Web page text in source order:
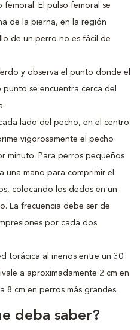
femoral. El pulso femoral se
de la pierna, en la región
de un perro no es fácil de
y observa el punto donde el
se encuentra cerca del
lado del pecho, en el centro
vigorosamente el pecho
minuto. Para perros pequeños
una mano para comprimir el
colocando los dedos en un
La frecuencia debe ser de
por cada dos
torácica al menos entre un 30
a aproximadamente 2 cm en
8 cm en perros más grandes.
deba saber?